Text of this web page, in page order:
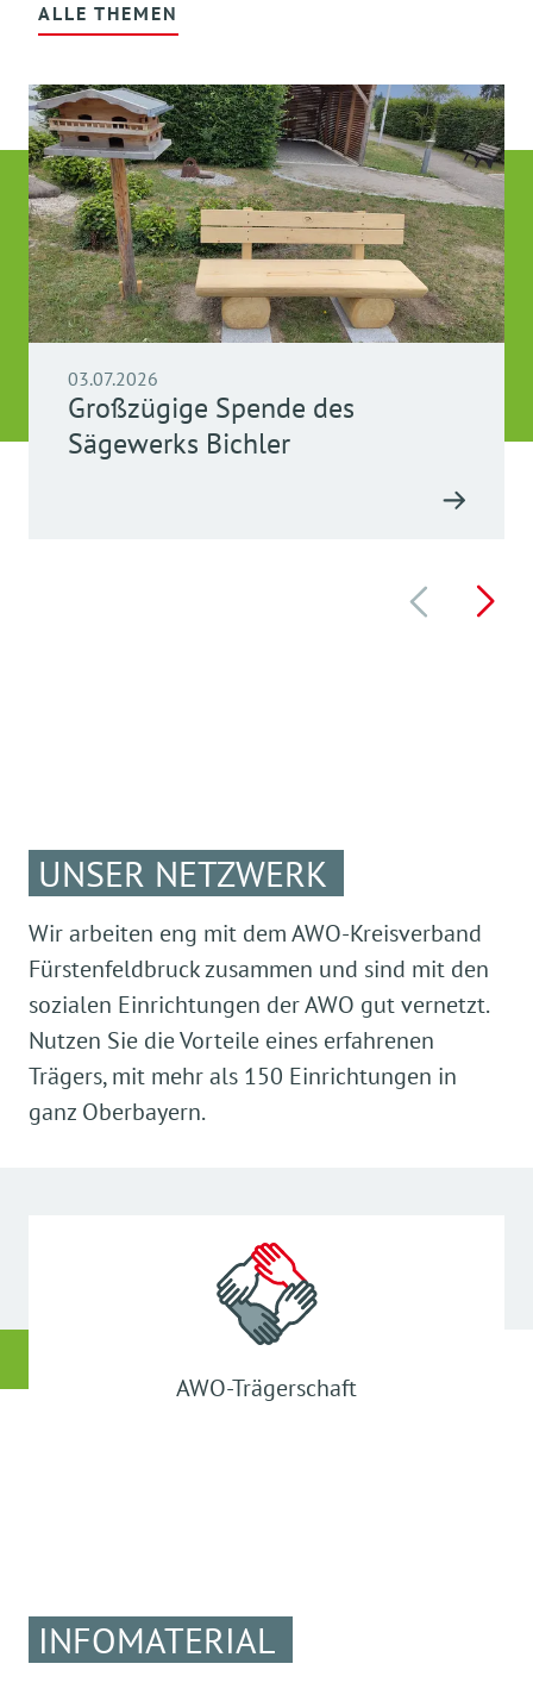
ALLE THEMEN
03.07.2026
Großzügige Spende des
Sägewerks Bichler
UNSER NETZWERK
Wir arbeiten eng mit dem AWO-Kreisverband
Fürstenfeldbruck zusammen und sind mit den
sozialen Einrichtungen der AWO gut vernetzt.
Nutzen Sie die Vorteile eines erfahrenen
Trägers, mit mehr als 150 Einrichtungen in
ganz Oberbayern.
AWO-Trägerschaft
INFOMATERIAL